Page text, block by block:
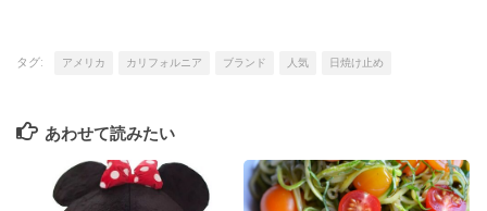
タグ: アメリカ カリフォルニア ブランド 人気 日焼け止め
あわせて読みたい